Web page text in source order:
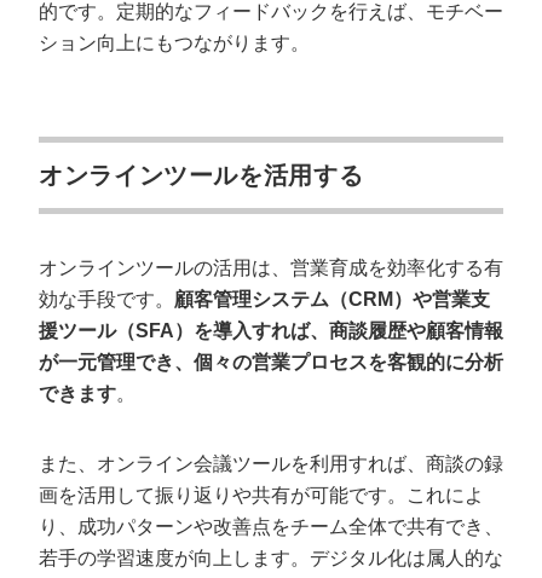
的です。定期的なフィードバックを行えば、モチベー
ション向上にもつながります。
オンラインツールを活用する
オンラインツールの活用は、営業育成を効率化する有
効な手段です。 顧客管理システム（CRM）や営業支
援ツール（SFA）を導入すれば、商談履歴や顧客情報
が一元管理でき、個々の営業プロセスを客観的に分析
できます。
また、オンライン会議ツールを利用すれば、商談の録
画を活用して振り返りや共有が可能です。これによ
り、成功パターンや改善点をチーム全体で共有でき、
若手の学習速度が向上します。デジタル化は属人的な